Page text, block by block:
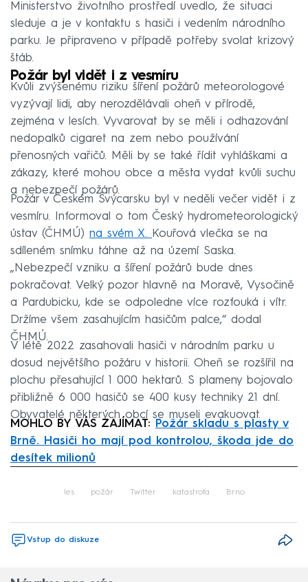
Ministerstvo životního prostředí uvedlo, že situaci
sleduje a je v kontaktu s hasiči i vedením národního
parku. Je připraveno v případě potřeby svolat krizový
štáb.
Požár byl vidět i z vesmíru
Kvůli zvýšenému riziku šíření požárů meteorologové
vyzývají lidi, aby nerozdělávali oheň v přírodě,
zejména v lesích. Vyvarovat by se měli i odhazování
nedopalků cigaret na zem nebo používání
přenosných vařičů. Měli by se také řídit vyhláškami a
zákazy, které mohou obce a města vydat kvůli suchu
a nebezpečí požárů.
Požár v Českém Švýcarsku byl v neděli večer vidět i z
vesmíru. Informoval o tom Český hydrometeorologický
ústav (ČHMÚ) na svém X. Kouřová vlečka se na
sdíleném snímku táhne až na území Saska.
„Nebezpečí vzniku a šíření požárů bude dnes
pokračovat. Velký pozor hlavně na Moravě, Vysočině
a Pardubicku, kde se odpoledne více rozfouká i vítr.
Držíme všem zasahujícím hasičům palce,“ dodal
ČHMÚ.
V létě 2022 zasahovali hasiči v národním parku u
dosud největšího požáru v historii. Oheň se rozšířil na
plochu přesahující 1 000 hektarů. S plameny bojovalo
přibližně 6 000 hasičů se 400 kusy techniky 21 dní.
Obyvatelé některých obcí se museli evakuovat.
MOHLO BY VÁS ZAJÍMAT: Požár skladu s plasty v
Brně. Hasiči ho mají pod kontrolou, škoda jde do
desítek milionů
les požár Twitter katastrofa Brno
Vstup do diskuze